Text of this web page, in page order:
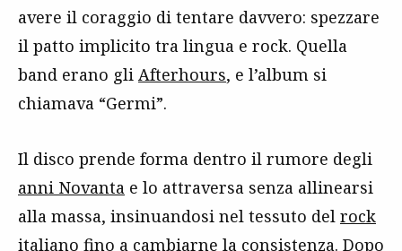
avere il coraggio di tentare davvero: spezzare
il patto implicito tra lingua e rock. Quella
band erano gli Afterhours, e l’album si
chiamava “Germi”.
Il disco prende forma dentro il rumore degli
anni Novanta e lo attraversa senza allinearsi
alla massa, insinuandosi nel tessuto del rock
italiano fino a cambiarne la consistenza. Dopo